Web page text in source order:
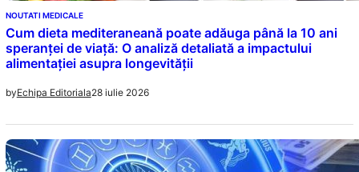
NOUTATI MEDICALE
Cum dieta mediteraneană poate adăuga până la 10 ani
speranței de viață: O analiză detaliată a impactului
alimentației asupra longevității
byEchipa Editoriala28 iulie 2026